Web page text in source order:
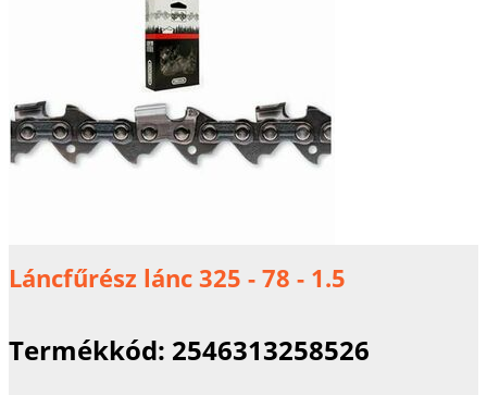
Láncfűrész lánc 325 - 78 - 1.5
Termékkód: 2546313258526